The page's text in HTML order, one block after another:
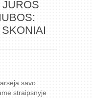
savo
straipsnyje